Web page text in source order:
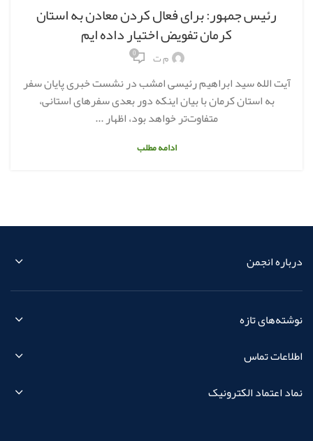
رئیس جمهور: برای فعال کردن معادن به استان
کرمان تفویض اختیار داده ایم
م ت 0
آیت الله سید ابراهیم رئیسی امشب در نشست خبری پایان سفر
به استان کرمان با بیان اینکه دور بعدی سفرهای استانی،
متفاوت‌تر خواهد بود، اظهار ...
ادامه مطلب
درباره انجمن
نوشته‌های تازه
اطلاعات تماس
نماد اعتماد الکترونیک